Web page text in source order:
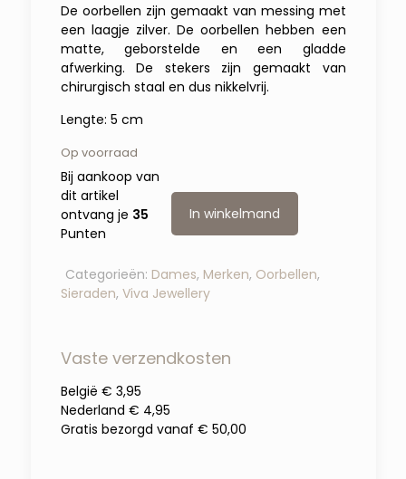
De oorbellen zijn gemaakt van messing met
een laagje zilver. De oorbellen hebben een
matte, geborstelde en een gladde
afwerking. De stekers zijn gemaakt van
chirurgisch staal en dus nikkelvrij.
Lengte: 5 cm
Op voorraad
Bij aankoop van
dit artikel
ontvang je 35
Punten
In winkelmand
Categorieën: Dames, Merken, Oorbellen,
Sieraden, Viva Jewellery
Vaste verzendkosten
België € 3,95
Nederland € 4,95
Gratis bezorgd vanaf € 50,00